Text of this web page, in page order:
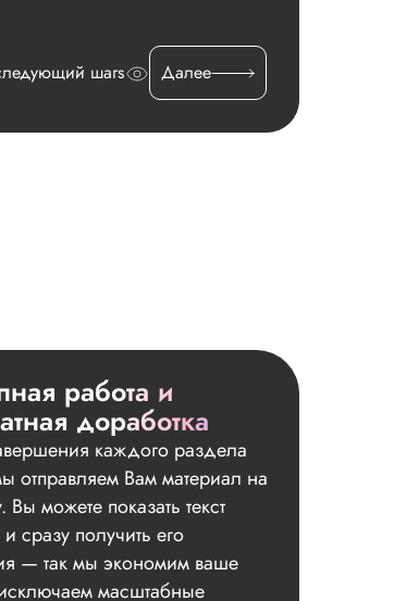
шагs Далее
работа и
доработка
каждого раздела
отправляем Вам материал на
Вы можете показать текст
сразу получить его
— так мы экономим ваше
масштабные